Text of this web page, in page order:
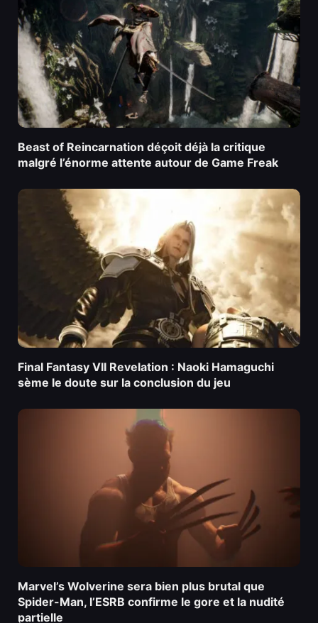
Beast of Reincarnation déçoit déjà la critique
malgré l’énorme attente autour de Game Freak
Final Fantasy VII Revelation : Naoki Hamaguchi
sème le doute sur la conclusion du jeu
Marvel’s Wolverine sera bien plus brutal que
Spider-Man, l’ESRB confirme le gore et la nudité
partielle